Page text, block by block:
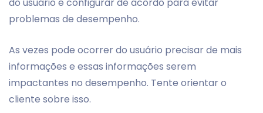
do usuário e configurar de acordo para evitar
problemas de desempenho.
As vezes pode ocorrer do usuário precisar de mais
informações e essas informações serem
impactantes no desempenho. Tente orientar o
cliente sobre isso.